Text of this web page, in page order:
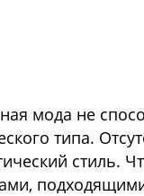
мода не
типа.
стиль.